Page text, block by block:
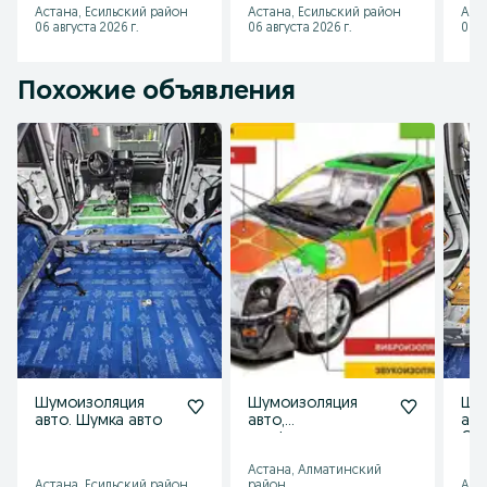
instagram : detailing_lev
Автостекла!
Полировка стекол
Астана, Есильский район
06 августа 2026 г.
Бронирование фар
Астана, Есильский район
06 августа 2026 г.
06
Похожие объявления
Шумоизоляция
авто. Шумка авто
Шумоизоляция
авто,
профессиональная
Астана, Алматинский